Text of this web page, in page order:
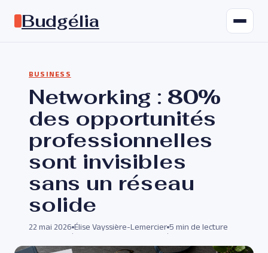
Budgélia
BUSINESS
Networking : 80%
des opportunités
professionnelles
sont invisibles
sans un réseau
solide
22 mai 2026
·
Élise Vayssière-Lemercier
·
5 min de lecture